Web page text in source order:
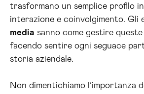
trasformano un semplice profilo
interazione e coinvolgimento. Gli
media sanno come gestire queste
facendo sentire ogni seguace
storia aziendale.
Non dimentichiamo l’importanza